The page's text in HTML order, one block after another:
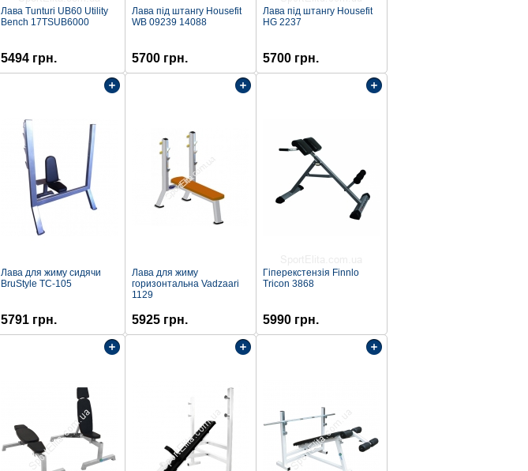
Лава Tunturi UB60 Utility
Bench 17TSUB6000
5494 грн.
Лава під штангу Housefit
WB 09239 14088
5700 грн.
Лава під штангу Housefit
HG 2237
5700 грн.
Лава для жиму сидячи
BruStyle ТС-105
5791 грн.
Лава для жиму
горизонтальна Vadzaari
1129
5925 грн.
Гіперекстензія Finnlo
Tricon 3868
5990 грн.